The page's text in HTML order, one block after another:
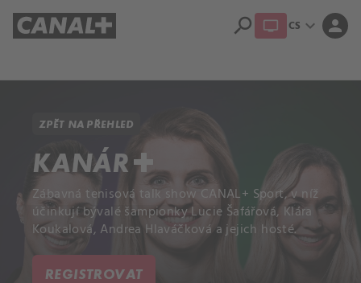
search CS expand_more person
ZPĚT NA PŘEHLED
KANÁR+
Zábavná tenisová talk show CANAL+ Sport, v níž
účinkují bývalé šampionky Lucie Šafářová, Klára
Koukalová, Andrea Hlaváčková a jejich hosté.
REGISTROVAT